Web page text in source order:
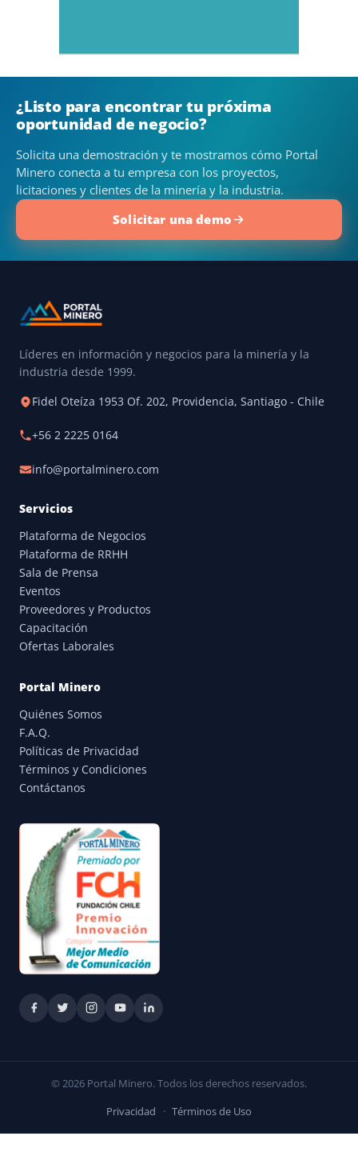
¿Listo para encontrar tu próxima
oportunidad de negocio?
Solicita una demostración y te mostramos cómo Portal
Minero conecta a tu empresa con los proyectos,
licitaciones y clientes de la minería y la industria.
Solicitar una demo
Líderes en información y negocios para la minería y la
industria desde 1999.
Fidel Oteíza 1953 Of. 202, Providencia, Santiago - Chile
+56 2 2225 0164
info@portalminero.com
Servicios
Plataforma de Negocios
Plataforma de RRHH
Sala de Prensa
Eventos
Proveedores y Productos
Capacitación
Ofertas Laborales
Portal Minero
Quiénes Somos
F.A.Q.
Políticas de Privacidad
Términos y Condiciones
Contáctanos
© 2026 Portal Minero. Todos los derechos reservados.
Privacidad · Términos de Uso